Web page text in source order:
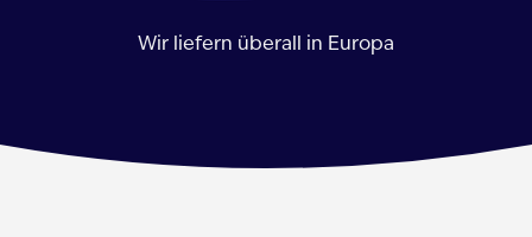
Wir liefern überall in Europa